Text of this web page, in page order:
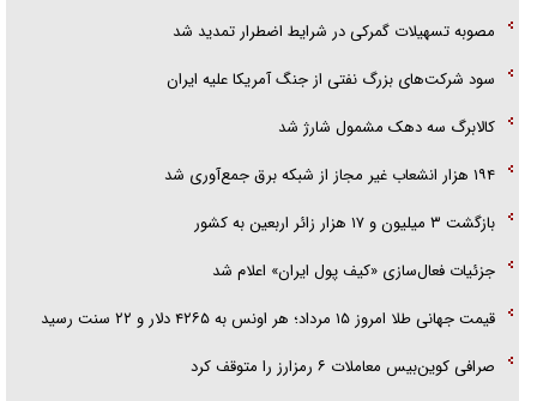
مصوبه تسهیلات گمرکی در شرایط اضطرار تمدید شد
سود شرکت‌های بزرگ نفتی از جنگ آمریکا علیه ایران
کالابرگ سه دهک مشمول شارژ شد
۱۹۴ هزار انشعاب غیر مجاز از شبکه برق جمع‌آوری شد
بازگشت ۳ میلیون و ۱۷ هزار زائر اربعین به کشور
جزئیات فعال‌سازی «کیف پول ایران» اعلام شد
قیمت جهانی طلا امروز ۱۵ مرداد؛ هر اونس به ۴۲۶۵ دلار و ۲۲ سنت رسید
صرافی کوین‌بیس معاملات ۶ رمزارز را متوقف کرد